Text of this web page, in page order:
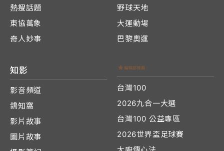
熱搜話題
東協萬象
奇人妙事
野球天地
大運動場
巴黎奧運
知影
影音頻道
鴿知窩
影片故事
圖片故事
台灣100
2026九合一大選
台灣100 公益專區
2026世界盃足球賽